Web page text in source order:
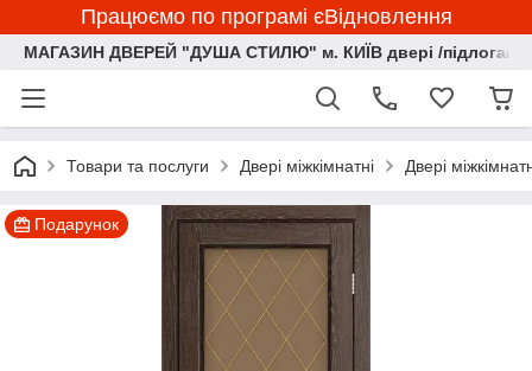
Працюємо по програмі єВідновлення
МАГАЗИН ДВЕРЕЙ "ДУША СТИЛЮ" м. КИЇВ двері /підлога/
Товари та послуги Двері міжкімнатні Двері
Подарунок